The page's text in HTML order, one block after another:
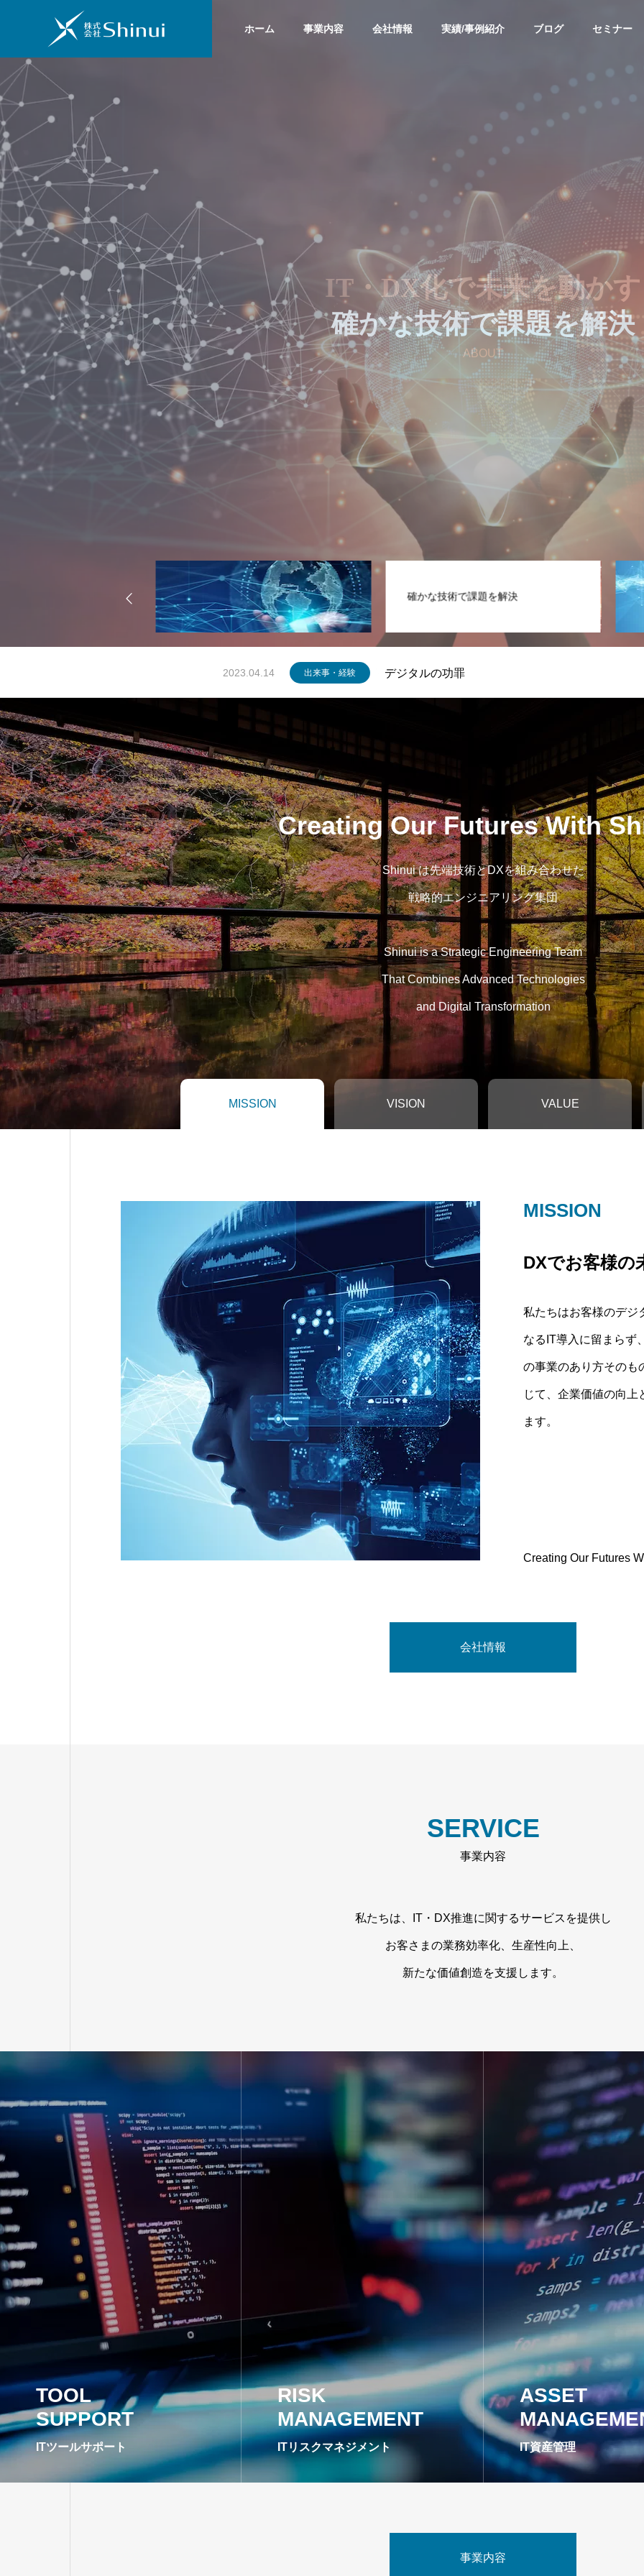
ホーム 事業内容 会社情報 実績/事例紹介 ブログ セミナー
SERVICE
事業内容
TOOL
SUPPORT
ITツールサポート
RISK
MANAGEMENT
ITリスクマネジメント
ASSET
IT資産管理
COMPANY
会社情報
HISTORY
会社沿革
ACCESS
アクセス
BLOG
ブログ
へ
茶道
茶道とDX デジタルの功罪 BitLockerについて
IT ・DX化で未来を動かす
ABOUT
確かな技術で課題を解決
経験豊かな技術者が伴走
あなたの頼れるパートナ
確かな技術で課題を解決
2023.04.14 出来事・経験 デジタルの功罪
Creating Our Futures With
Shinui は先端技術とDXを組み合わせた
戦略的エンジニアリング集団
Shinui is a Strategic Engineering Team
That Combines Advanced Technologies
and Digital Transformation
MISSION VISION VALUE
MISSION
DXでお客様の
私たちはお客様のデジ
なるIT導入に留まらず
の事業のあり方そのも
じて、企業価値の向
ます。
Creating Our Futures
会社情報
VISION
成長の未来を
私たちはお客様にとっ
事業の根幹に入り込み
ル戦略を立案・実行す
最大の成長機会へと
を築き上げます。
Creating Our Futures
会社概要
VALUE
私たちが約束
1. Tech : 技術への誇り
確かな技術で、課題
2. Passion : 未来共創
あなたの課題を、自
3. Action : 行動を起こ
Creating Our Futures
会社概要
PHILOSOPHY
確かな変化を
社名「Shinui」は、ヘ
私たちは、お客様の成
（設計者）です。 お
た上で事業の根幹に
描き、実行します。
SERVICE
事業内容
私たちは、IT・DX推進に関するサービスを提供し
お客さまの業務効率化、生産性向上、
新たな価値創造を支援します。
TOOL
SUPPORT
ITツールサポート
RISK
MANAGEMENT
ITリスクマネジメント
ASSET
IT資産管理
事業内容